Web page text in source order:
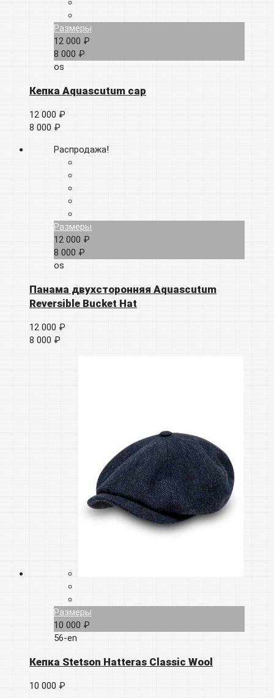
Размеры
12 000 ₽
8 000 ₽
os
Кепка Aquascutum cap
12 000 ₽
8 000 ₽
Распродажа!
Размеры
12 000 ₽
8 000 ₽
os
Панама двухсторонняя Aquascutum
Reversible Bucket Hat
12 000 ₽
8 000 ₽
Размеры
10 000 ₽
56-en
Кепка Stetson Hatteras Classic Wool
10 000 ₽